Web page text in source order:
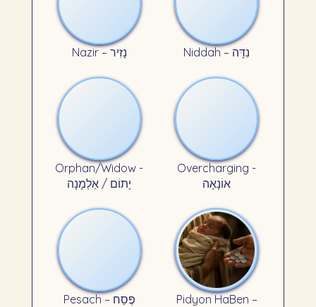
Nazir – נָזִיר Niddah – נִדָּה
Orphan/Widow -
יָתוֹם / אַלְמָנָה
Overcharging -
אוֹנָאָה
Pesach – פֶּסַח
Pidyon HaBen –